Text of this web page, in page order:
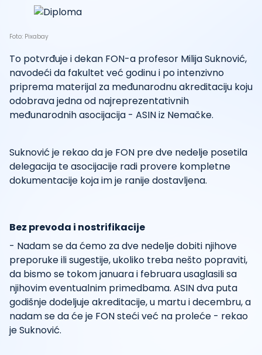
Foto: Pixabay
To potvrđuje i dekan FON-a profesor Milija Suknović,
navodeći da fakultet već godinu i po intenzivno
priprema materijal za međunarodnu akreditaciju koju
odobrava jedna od najreprezentativnih
međunarodnih asocijacija - ASIN iz Nemačke.
Suknović je rekao da je FON pre dve nedelje posetila
delegacija te asocijacije radi provere kompletne
dokumentacije koja im je ranije dostavljena.
Bez prevoda i nostrifikacije
- Nadam se da ćemo za dve nedelje dobiti njihove
preporuke ili sugestije, ukoliko treba nešto popraviti,
da bismo se tokom januara i februara usaglasili sa
njihovim eventualnim primedbama. ASIN dva puta
godišnje dodeljuje akreditacije, u martu i decembru, a
nadam se da će je FON steći već na proleće - rekao
je Suknović.